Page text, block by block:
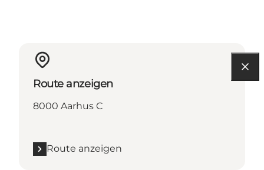
Route anzeigen
8000 Aarhus C
Route anzeigen